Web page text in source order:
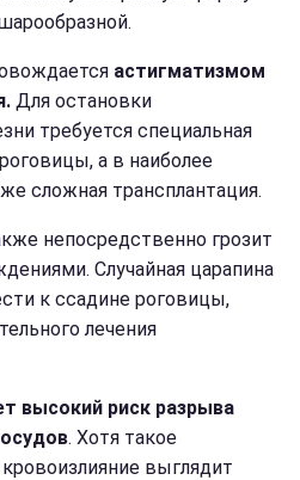
астигматизмом
Для остановки
требуется специальная
а в наиболее
сложная трансплантация.
непосредственно грозит
Случайная царапина
к ссадине роговицы,
лечения
высокий риск разрыва
. Хотя такое
выглядит